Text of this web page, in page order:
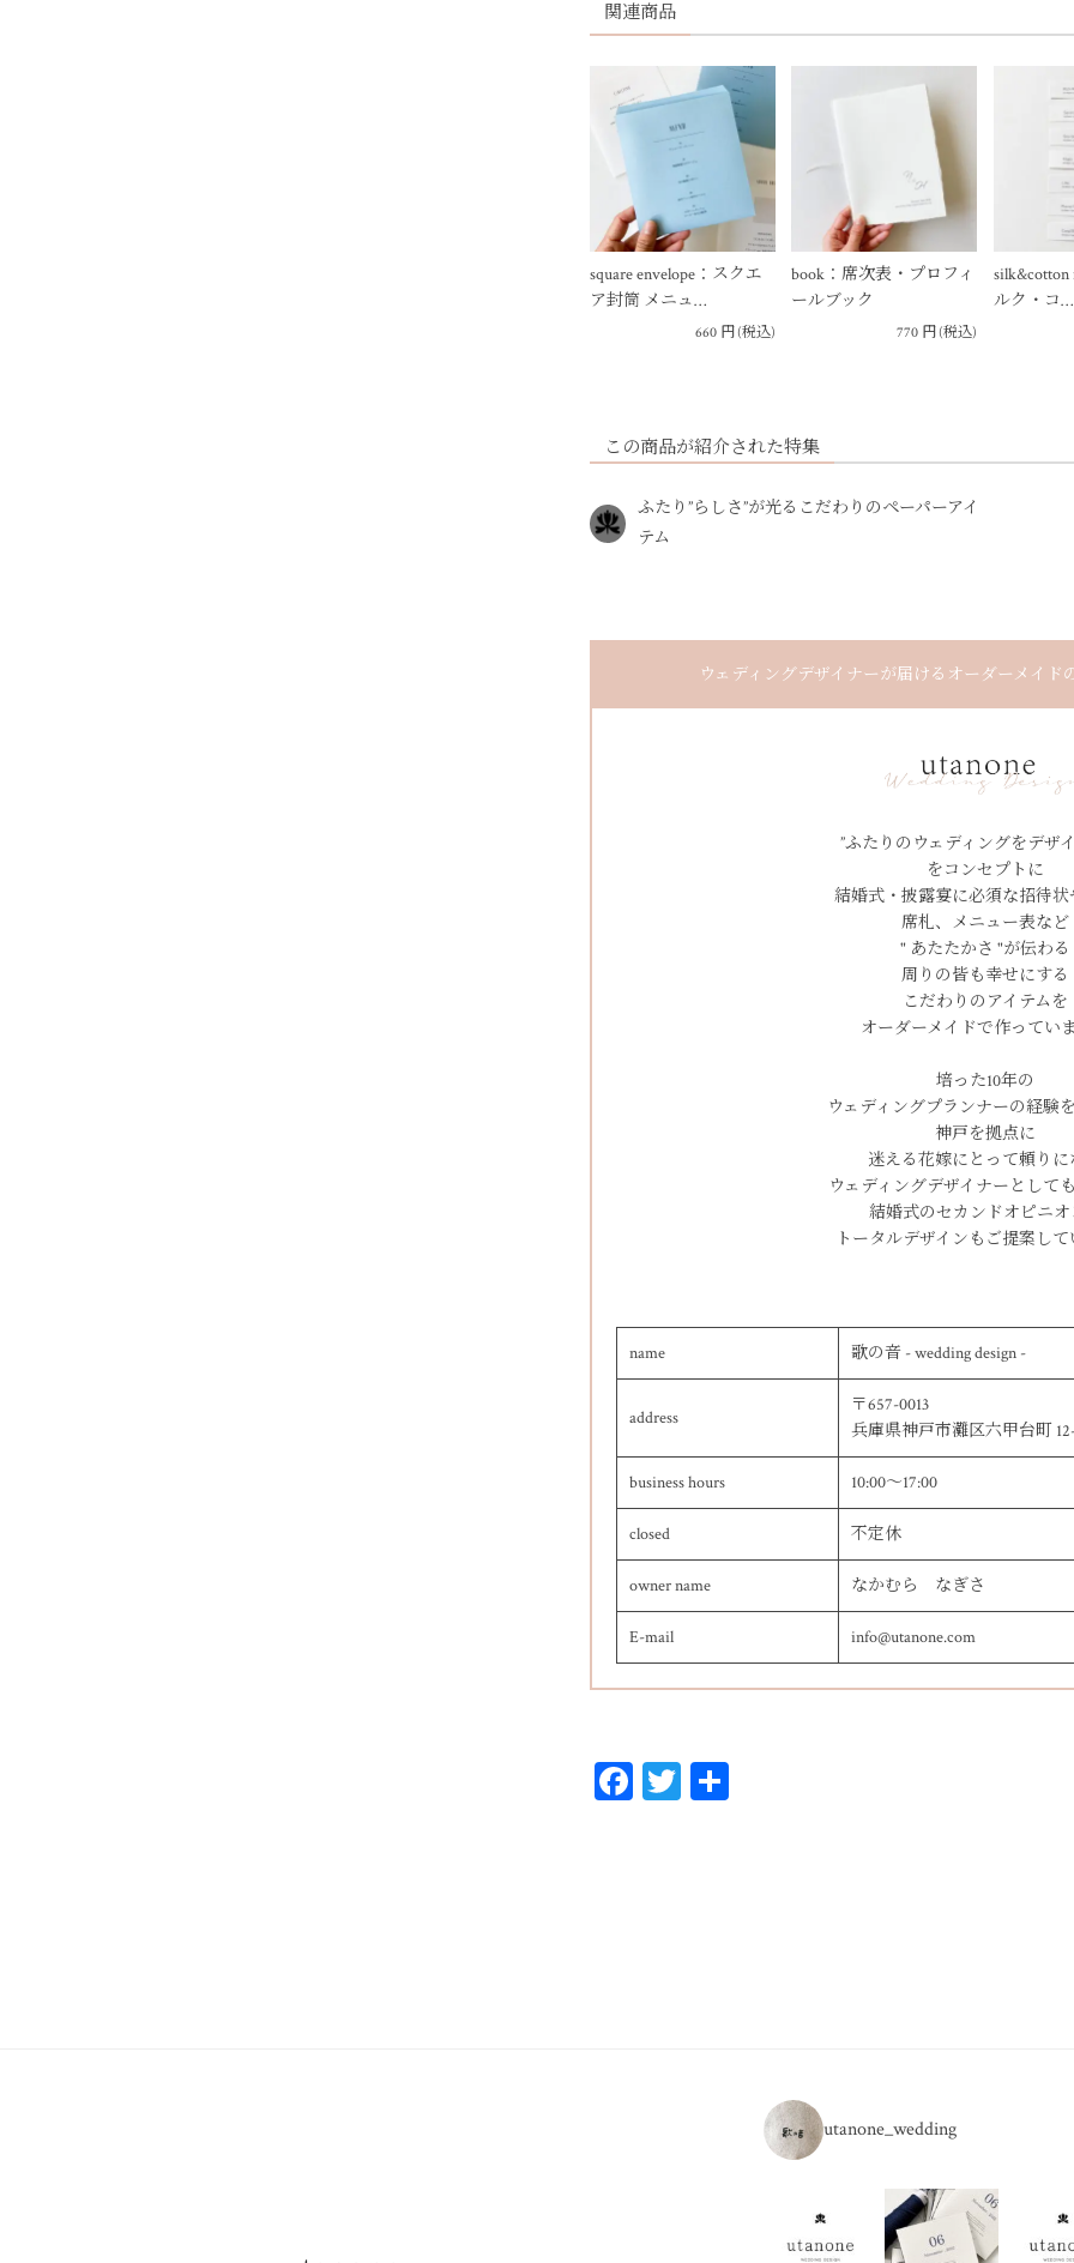
関連商品
square envelope：スクエ
ア封筒 メニュ…
660 円(税込)
book：席次表・プロフィ
ールブック
770 円(税込)
ルク・コ…
この商品が紹介された特集
ふたり”らしさ”が光るこだわりのペーパーアイ
テム
ウェディングデザイナーが届けるオーダーメイド
”ふたりのウェディングをデザ
をコンセプトに
結婚式・披露宴に必須な招待状
席札、メニュー表など
" あたたかさ "が伝わる
周りの皆も幸せにする
こだわりのアイテムを
オーダーメイドで作っていま
培った10年の
ウェディングプランナーの経験を
神戸を拠点に
迷える花嫁にとって頼りに
ウェディングデザイナーとしても
結婚式のセカンドオピニオ
トータルデザインもご提案して
name 歌の音 - wedding design -
address
〒657-0013
兵庫県神戸市灘区六甲台町
business hours 10:00～17:00
closed 不定休
owner name なかむら なぎさ
E-mail info@utanone.com
Fa T
utanone_wedding